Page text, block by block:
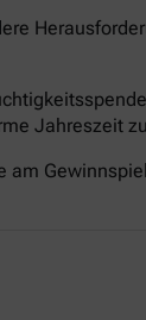
Jahreszeit